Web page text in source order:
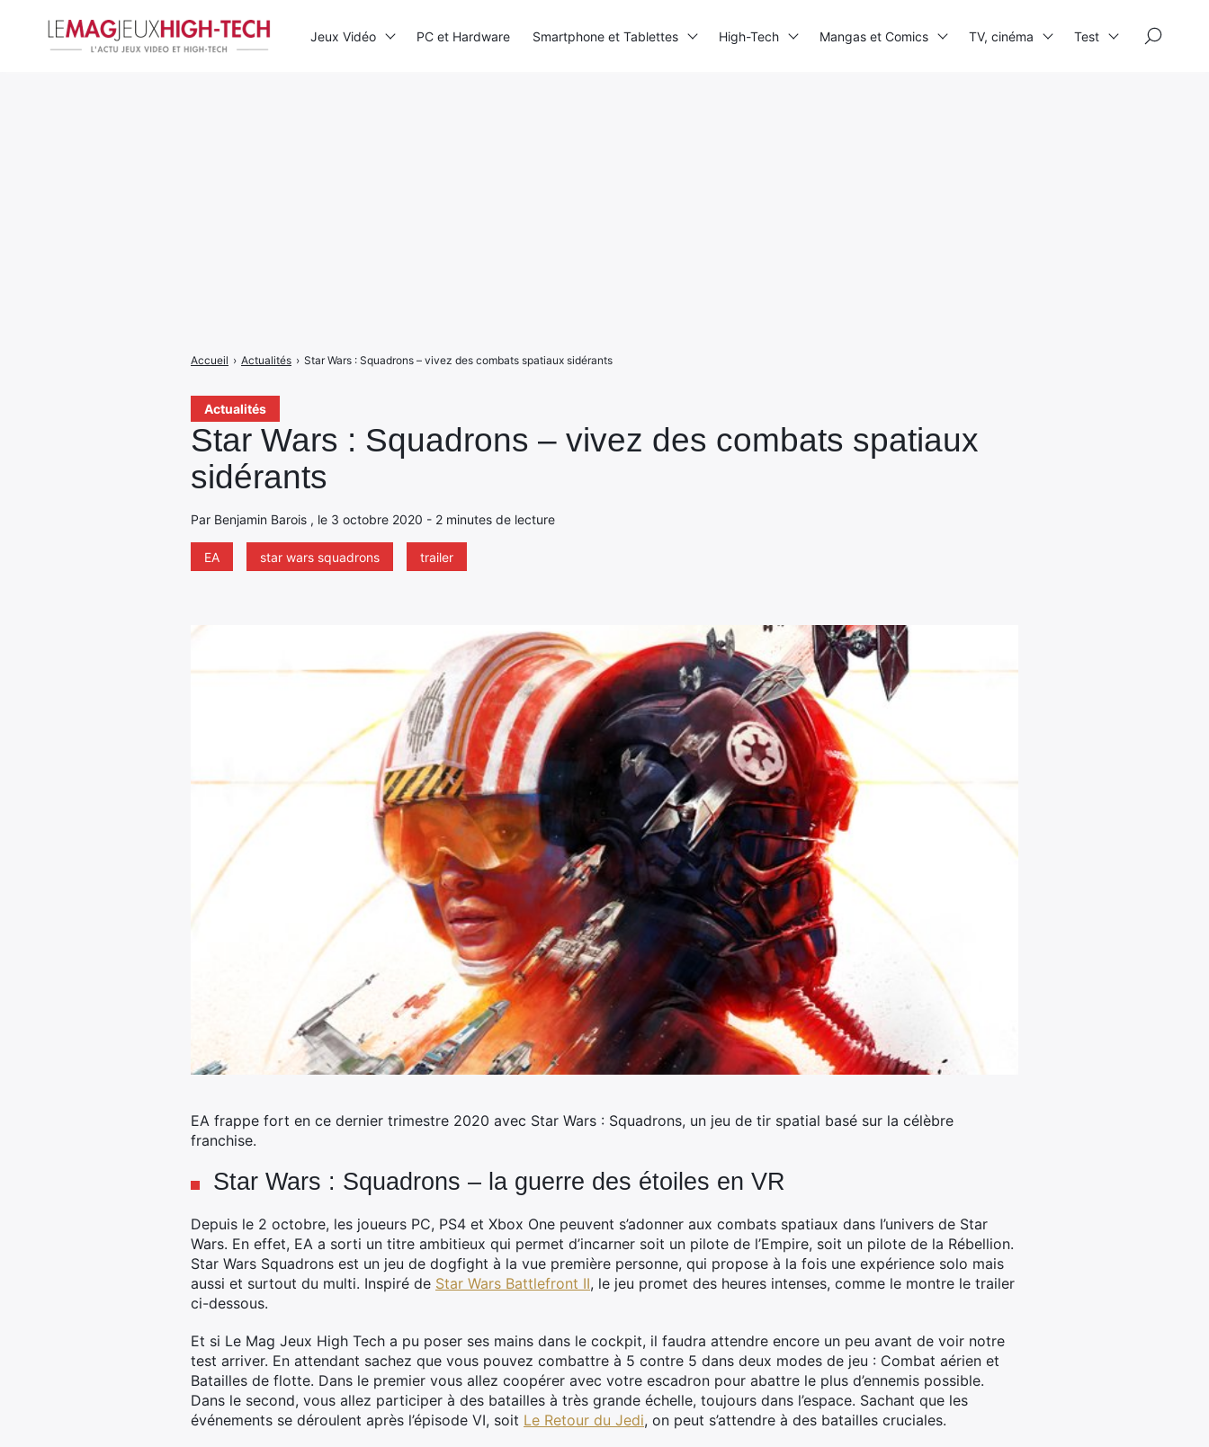
Actualités
Star Wars : Squadrons – vivez des combats spatiaux
sidérants
Par Benjamin Barois , le 3 octobre 2020 - 2 minutes de lecture
EA star wars squadrons trailer
Accueil › Actualités › Star Wars : Squadrons – vivez des combats spatiaux sidérants
EA frappe fort en ce dernier trimestre 2020 avec Star Wars : Squadrons, un jeu de tir spatial basé sur la célèbre
franchise.
Star Wars : Squadrons – la guerre des étoiles en VR
Depuis le 2 octobre, les joueurs PC, PS4 et Xbox One peuvent s’adonner aux combats spatiaux dans l’univers de Star
Wars. En effet, EA a sorti un titre ambitieux qui permet d’incarner soit un pilote de l’Empire, soit un pilote de la Rébellion.
Star Wars Squadrons est un jeu de dogfight à la vue première personne, qui propose à la fois une expérience solo mais
aussi et surtout du multi. Inspiré de Star Wars Battlefront II, le jeu promet des heures intenses, comme le montre le trailer
ci-dessous.
Et si Le Mag Jeux High Tech a pu poser ses mains dans le cockpit, il faudra attendre encore un peu avant de voir notre
test arriver. En attendant sachez que vous pouvez combattre à 5 contre 5 dans deux modes de jeu : Combat aérien et
Batailles de flotte. Dans le premier vous allez coopérer avec votre escadron pour abattre le plus d’ennemis possible.
Dans le second, vous allez participer à des batailles à très grande échelle, toujours dans l’espace. Sachant que les
événements se déroulent après l’épisode VI, soit Le Retour du Jedi, on peut s’attendre à des batailles cruciales.
Jeux Vidéo PC et Hardware Smartphone et Tablettes High-Tech Mangas et Comics TV, cinéma Test